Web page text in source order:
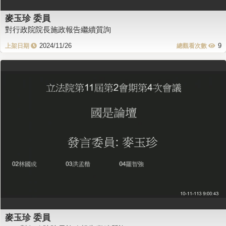
麥玉珍 委員
對行政院院長施政報告繼續質詢
2024/11/26 9
麥玉珍 委員